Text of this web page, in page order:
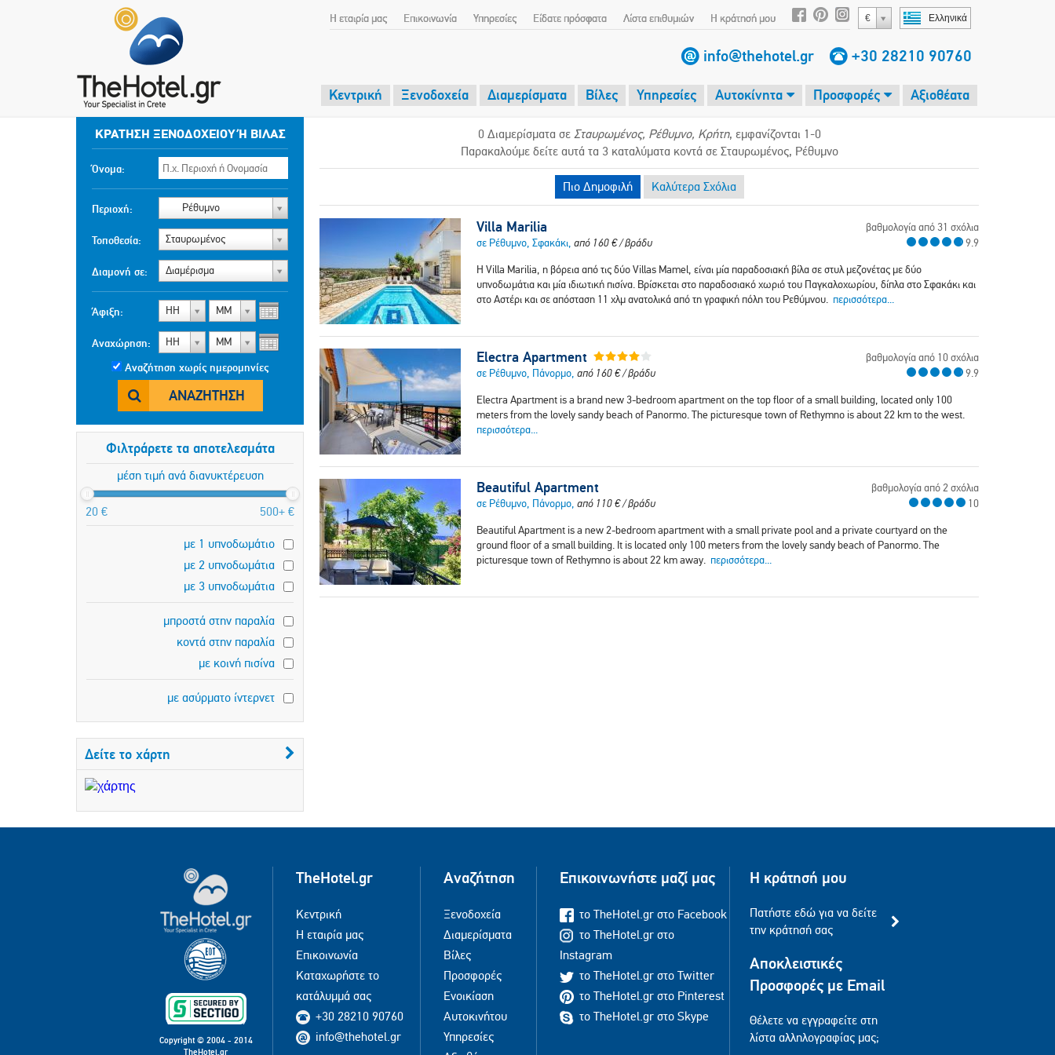
Ελληνικά
€
Η εταιρία μας Επικοινωνία Υπηρεσίες Είδατε πρόσφατα Λίστα επιθυμιών Η κράτησή μου
info@thehotel.gr +30 28210 90760
Κεντρική Ξενοδοχεία Διαμερίσματα Βίλες Υπηρεσίες Αυτοκίνητα Προσφορές Αξιοθέατα
ΚΡΆΤΗΣΗ ΞΕΝΟΔΟΧΕΊΟΥ Ή ΒΊΛΑΣ
Όνομα:
Περιοχή: Ρέθυμνο
Τοποθεσία: Σταυρωμένος
Διαμονή σε: Διαμέρισμα
Άφιξη: ΗΗ ΜΜ
Αναχώρηση: ΗΗ ΜΜ
Αναζήτηση χωρίς ημερομηνίες
ΑΝΑΖΉΤΗΣΗ
Φιλτράρετε τα αποτελεσμάτα
μέση τιμή ανά διανυκτέρευση
20 € 500+ €
με 1 υπνοδωμάτιο
με 2 υπνοδωμάτια
με 3 υπνοδωμάτια
μπροστά στην παραλία
κοντά στην παραλία
με κοινή πισίνα
με ασύρματο ίντερνετ
Δείτε το χάρτη
0 Διαμερίσματα σε Σταυρωμένος, Ρέθυμνο, Κρήτη, εμφανίζονται 1-0
Παρακαλούμε δείτε αυτά τα 3 καταλύματα κοντά σε Σταυρωμένος, Ρέθυμνο
Πιο Δημοφιλή Καλύτερα Σχόλια
Villa Marilia
σε Ρέθυμνο, Σφακάκι, από 160€/ βράδυ
βαθμολογία από 31 σχόλια
9.9
Η Villa Marilia, η βόρεια από τις δύο Villas Mamel, είναι μία παραδοσιακή βίλα σε στυλ μεζονέτας με δύο
υπνοδωμάτια και μία ιδιωτική πισίνα. Βρίσκεται στο παραδοσιακό χωριό του Παγκαλοχωρίου, δίπλα στο Σφακάκι και
στο Αστέρι και σε απόσταση 11 χλμ ανατολικά από τη γραφική πόλη του Ρεθύμνου. περισσότερα...
Electra Apartment
σε Ρέθυμνο, Πάνορμο, από 160€/ βράδυ
βαθμολογία από 10 σχόλια
9.9
Electra Apartment is a brand new 3-bedroom apartment on the top floor of a small building, located only 100
meters from the lovely sandy beach of Panormo. The picturesque town of Rethymno is about 22 km to the west.
περισσότερα...
Beautiful Apartment
σε Ρέθυμνο, Πάνορμο, από 110€/ βράδυ
βαθμολογία από 2 σχόλια
10
Beautiful Apartment is a new 2-bedroom apartment with a small private pool and a private courtyard on the
ground floor of a small building. It is located only 100 meters from the lovely sandy beach of Panormo. The
picturesque town of Rethymno is about 22 km away. περισσότερα...
Copyright © 2004 - 2014
TheHotel.gr
TheHotel.gr
Κεντρική
Η εταιρία μας
Επικοινωνία
Καταχωρήστε το
κατάλυμμά σας
+30 28210 90760
info@thehotel.gr
Αναζήτηση
Ξενοδοχεία
Διαμερίσματα
Βίλες
Προσφορές
Ενοικίαση
Αυτοκινήτου
Υπηρεσίες
Επικοινωνήστε μαζί μας
το TheHotel.gr στο Facebook
το TheHotel.gr στο
Instagram
το TheHotel.gr στο Twitter
το TheHotel.gr στο Pinterest
το TheHotel.gr στο Skype
Η κράτησή μου
Πατήστε εδώ για να δείτε
την κράτησή σας
Αποκλειστικές
Προσφορές με Email
Θέλετε να εγγραφείτε στη
λίστα αλληλογραφίας μας;